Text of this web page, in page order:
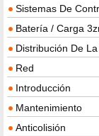
Sistemas De
Batería / Carga
Distribución De
Red
Introducción
Mantenimiento
Anticolisión